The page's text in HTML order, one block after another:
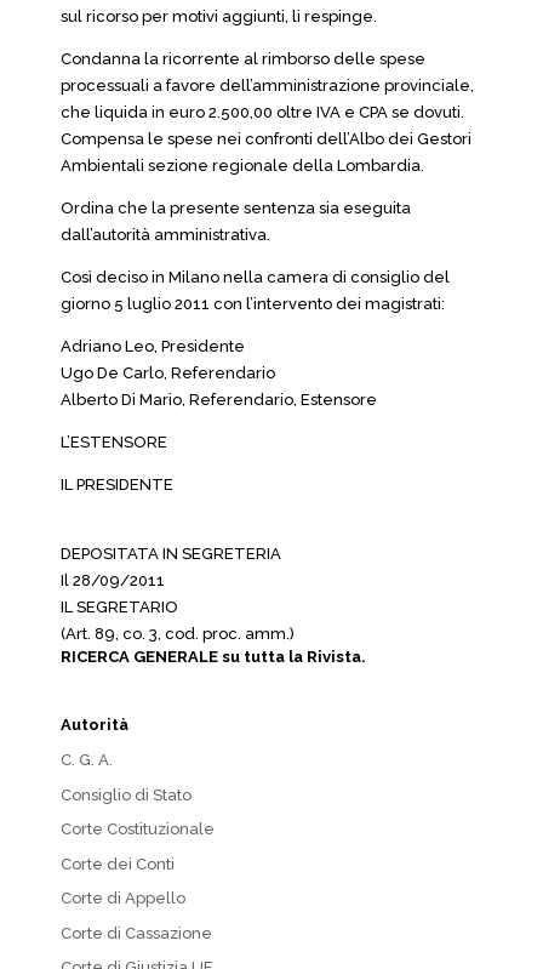
sul ricorso per motivi aggiunti, li respinge.
Condanna la ricorrente al rimborso delle spese
processuali a favore dell’amministrazione provinciale,
che liquida in euro 2.500,00 oltre IVA e CPA se dovuti.
Compensa le spese nei confronti dell’Albo dei Gestori
Ambientali sezione regionale della Lombardia.
Ordina che la presente sentenza sia eseguita
dall’autorità amministrativa.
Così deciso in Milano nella camera di consiglio del
giorno 5 luglio 2011 con l’intervento dei magistrati:
Adriano Leo, Presidente
Ugo De Carlo, Referendario
Alberto Di Mario, Referendario, Estensore
L’ESTENSORE
IL PRESIDENTE
DEPOSITATA IN SEGRETERIA
Il 28/09/2011
IL SEGRETARIO
(Art. 89, co. 3, cod. proc. amm.)
RICERCA GENERALE su tutta la Rivista.
Autorità
C. G. A.
Consiglio di Stato
Corte Costituzionale
Corte dei Conti
Corte di Appello
Corte di Cassazione